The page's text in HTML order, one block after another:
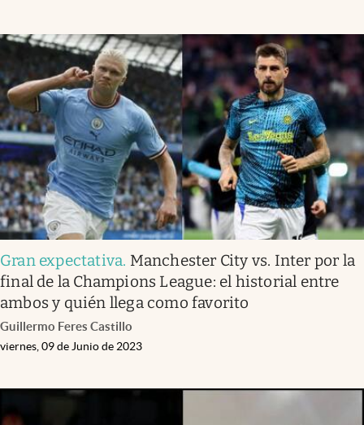
Gran expectativa. Manchester City vs. Inter por la
final de la Champions League: el historial entre
ambos y quién llega como favorito
Guillermo Feres Castillo
viernes, 09 de Junio de 2023